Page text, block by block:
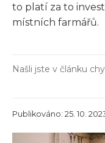
to platí za to
místních farmářů.
Našli jste v článku
Publikováno: 25. 10.